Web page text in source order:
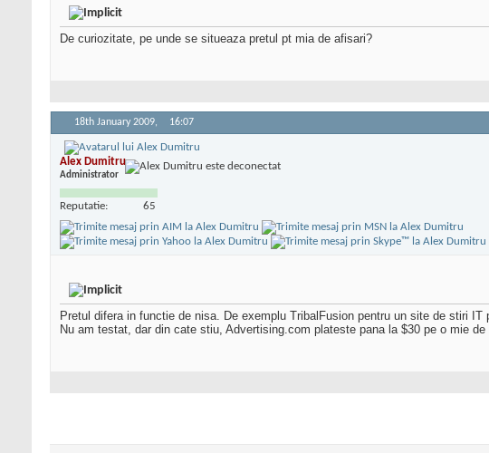
De curiozitate, pe unde se situeaza pretul pt mia de afisari?
18th January 2009, 16:07
Alex Dumitru
Administrator
Reputatie: 65
Pretul difera in functie de nisa. De exemplu TribalFusion pentru un site de stiri
Nu am testat, dar din cate stiu, Advertising.com plateste pana la $30 pe o mie